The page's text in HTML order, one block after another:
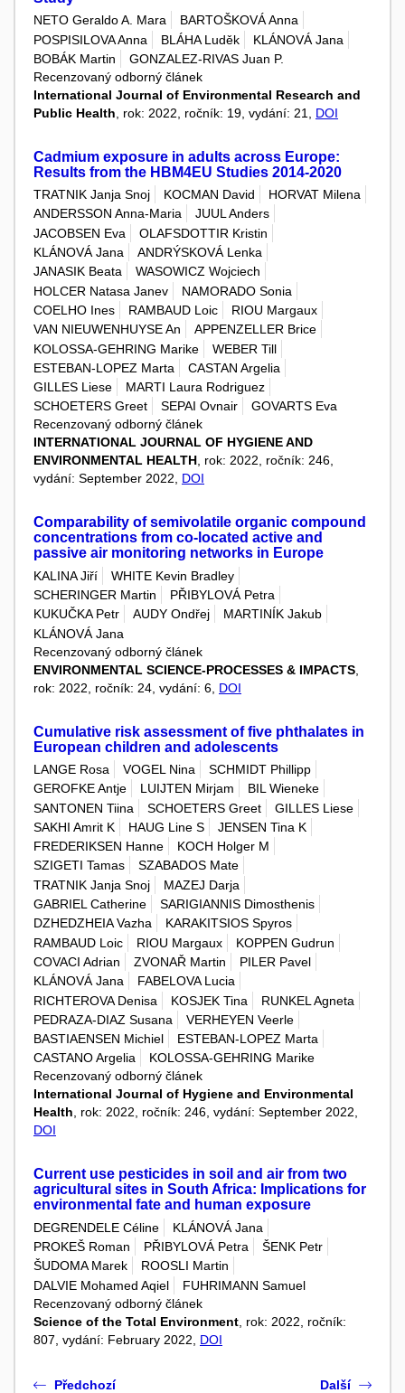
NETO Geraldo A. Mara
BARTOŠKOVÁ Anna
POSPISILOVA Anna
BLÁHA Luděk
KLÁNOVÁ Jana
BOBÁK Martin
GONZALEZ-RIVAS Juan P.
Recenzovaný odborný článek
International Journal of Environmental Research and
Public Health , rok: 2022, ročník: 19, vydání: 21, DOI
Cadmium exposure in adults across Europe:
Results from the HBM4EU Studies 2014-2020
TRATNIK Janja Snoj KOCMAN David
HORVAT Milena
ANDERSSON Anna-Maria
JUUL Anders
JACOBSEN Eva
OLAFSDOTTIR Kristin
KLÁNOVÁ Jana
ANDRÝSKOVÁ Lenka
JANASIK Beata
WASOWICZ Wojciech
HOLCER Natasa Janev
NAMORADO Sonia
COELHO Ines
RAMBAUD Loic
RIOU Margaux
VAN NIEUWENHUYSE An
APPENZELLER Brice
KOLOSSA-GEHRING Marike
WEBER Till
ESTEBAN-LOPEZ Marta
CASTAN Argelia
GILLES Liese
MARTI Laura Rodriguez
SCHOETERS Greet
SEPAI Ovnair
GOVARTS Eva
Recenzovaný odborný článek
INTERNATIONAL JOURNAL OF HYGIENE AND
ENVIRONMENTAL HEALTH, rok: 2022, ročník: 246,
vydání: September 2022, DOI
Comparability of semivolatile organic compound
concentrations from co-located active and
passive air monitoring networks in Europe
KALINA Jiří
WHITE Kevin Bradley
SCHERINGER Martin
PŘIBYLOVÁ Petra
KUKUČKA Petr
AUDY Ondřej
MARTINÍK Jakub
KLÁNOVÁ Jana
Recenzovaný odborný článek
ENVIRONMENTAL SCIENCE-PROCESSES & IMPACTS
rok: 2022, ročník: 24, vydání: 6, DOI
Cumulative risk assessment of five phthalates in
European children and adolescents
LANGE Rosa VOGEL Nina
SCHMIDT Phillipp
GEROFKE Antje
LUIJTEN Mirjam
BIL Wieneke
SANTONEN Tiina
SCHOETERS Greet
GILLES Liese
SAKHI Amrit K
HAUG Line S
JENSEN Tina K
FREDERIKSEN Hanne
KOCH Holger M
SZIGETI Tamas
SZABADOS Mate
TRATNIK Janja Snoj
MAZEJ Darja
GABRIEL Catherine
SARIGIANNIS Dimosthenis
DZHEDZHEIA Vazha
KARAKITSIOS Spyros
RAMBAUD Loic
RIOU Margaux
KOPPEN Gudrun
COVACI Adrian
ZVONAŘ Martin
PILER Pavel
KLÁNOVÁ Jana
FABELOVA Lucia
RICHTEROVA Denisa
KOSJEK Tina
RUNKEL Agneta
PEDRAZA-DIAZ Susana
VERHEYEN Veerle
BASTIAENSEN Michiel
ESTEBAN-LOPEZ Marta
CASTANO Argelia
KOLOSSA-GEHRING Marike
Recenzovaný odborný článek
International Journal of Hygiene and Environmental
Health, rok: 2022, ročník: 246, vydání: September 2022,
DOI
Current use pesticides in soil and air from two
agricultural sites in South Africa: Implications for
environmental fate and human exposure
DEGRENDELE Céline
KLÁNOVÁ Jana
PROKEŠ Roman
PŘIBYLOVÁ Petra
ŠENK Petr
ŠUDOMA Marek
ROOSLI Martin
DALVIE Mohamed Aqiel
FUHRIMANN Samuel
Recenzovaný odborný článek
Science of the Total Environment , rok: 2022, ročník:
807, vydání: February 2022, DOI
Předchozí Další